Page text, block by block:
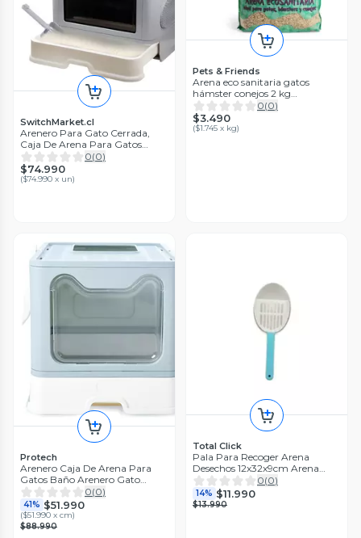
SwitchMarket.cl
Arenero Para Gato Cerrada,
Caja De Arena Para Gatos
Plegable Con Tapa, Con
Cuchara De Arena, Arenero
Para Gato Grande Con Cajón
0(0)
$74.990
($74.990 x un)
Pets & Friends
Arena eco sanitaria gatos
hámster conejos 2 kg
Pets&Friends 0(0)
$3.490
($1.745 x kg)
Protech
Arenero Caja De Arena Para
Gatos Baño Arenero Gato
Cerrado Azul Menta
0(0)
41% $51.990
($51.990 x cm)
$88.990
Total Click
Pala Para Recoger Arena
Desechos 12x32x9cm Arena
Para Gato
0(0)
14% $11.990
$13.990